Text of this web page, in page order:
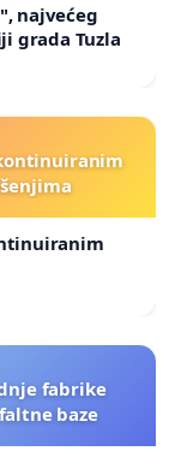
najvećeg
grada Tuzla
fabrike
baze